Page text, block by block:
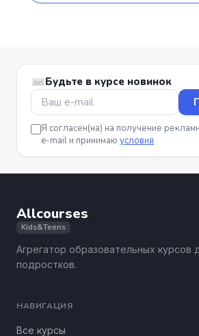
Будьте в курсе новинок
Я согласен(на) на получение
e-mail и принимаю условия
Allcourses
Kids&Teens
Агрегатор образовательных курсов
подростков.
НАВИГАЦИЯ
Все курсы